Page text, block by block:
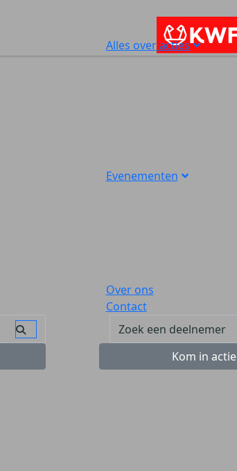
Alles over acties
Evenementen
Over ons
Contact
Kom in actie